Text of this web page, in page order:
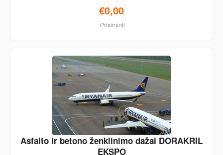
€0,00
Prisiminti
Asfalto ir betono ženklinimo dažai DORAKRIL
EKSPO